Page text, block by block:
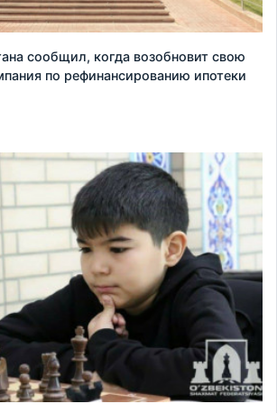
сообщил, когда возобновит свою
по рефинансированию ипотеки